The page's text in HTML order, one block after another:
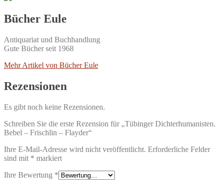
Bücher Eule
Antiquariat und Buchhandlung
Gute Bücher seit 1968
Mehr Artikel von Bücher Eule
Rezensionen
Es gibt noch keine Rezensionen.
Schreiben Sie die erste Rezension für „Tübinger Dichterhumanisten.
Bebel – Frischlin – Flayder“
Ihre E-Mail-Adresse wird nicht veröffentlicht. Erforderliche Felder
sind mit * markiert
Ihre Bewertung *